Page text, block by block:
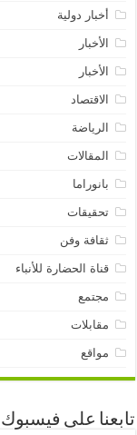
أخبار دولية
الأخبار
الأخبار
الاقتصاد
الرياضة
المقالات
بانوراما
تحقيقات
ثقافة وفن
قناة الحضارة للأنباء
مجتمع
مقابلات
مواقع
تابعنا على فيسبوك